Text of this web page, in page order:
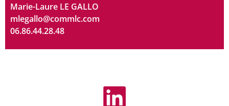
Marie-Laure LE GALLO
mlegallo@commlc.com
06.86.44.28.48